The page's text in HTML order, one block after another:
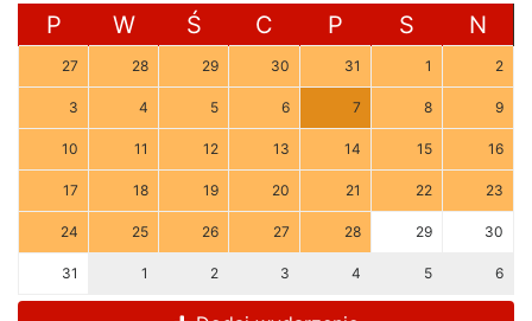
P W Ś C P S N
27 28 29 30 31 1 2
3 4 5 6 7 8 9
10 11 12 13 14 15 16
17 18 19 20 21 22 23
24 25 26 27 28 29 30
31 1 2 3 4 5 6